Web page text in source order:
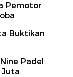
Pemotor
Buktikan
Padel
Juta